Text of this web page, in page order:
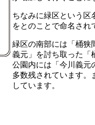
ちなみに緑区という区
をとのことで命名され
緑区の南部には「桶狭
義元」を討ち取った「
公園内には「今川義元
多数残されています。
しています。